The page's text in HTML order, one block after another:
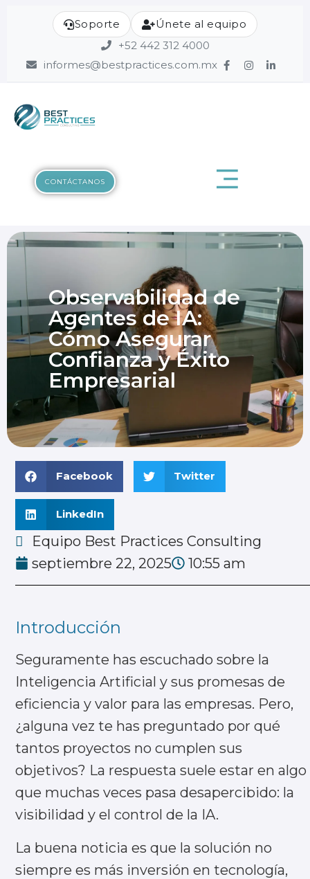
Soporte
Únete al equipo
+52 442 312 4000
informes@bestpractices.com.mx
CONTÁCTANOS
Observabilidad de
Agentes de IA:
Cómo Asegurar
Confianza y Éxito
Empresarial
Facebook Twitter
LinkedIn
Equipo Best Practices Consulting
septiembre 22, 2025
10:55 am
Introducción
Seguramente has escuchado sobre la
Inteligencia Artificial y sus promesas de
eficiencia y valor para las empresas. Pero,
¿alguna vez te has preguntado por qué
tantos proyectos no cumplen sus
objetivos? La respuesta suele estar en algo
que muchas veces pasa desapercibido: la
visibilidad y el control de la IA.
La buena noticia es que la solución no
siempre es más inversión en tecnología,